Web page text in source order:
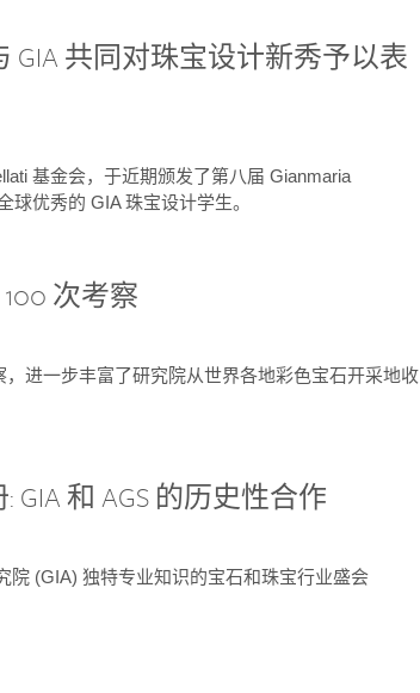
GIA 共同对珠宝设计新秀予以表
基金会，于近期颁发了第八届 Gianmaria
优秀的 GIA 珠宝设计学生。
次考察
进一步丰富了研究院从世界各地彩色宝石开采地收
GIA 和 AGS 的历史性合作
院 (GIA) 独特专业知识的宝石和珠宝行业盛会